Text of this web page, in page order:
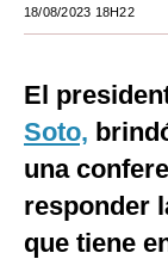
Estilos
EEUU
España
Internacional
18/08/2023 18H22
El
Soto,
una
responder
que tiene